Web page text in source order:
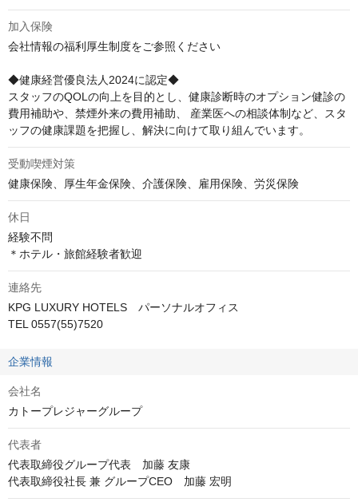
加入保険
会社情報の福利厚生制度をご参照ください
◆健康経営優良法人2024に認定◆
スタッフのQOLの向上を目的とし、健康診断時のオプション健診の
費用補助や、禁煙外来の費用補助、 産業医への相談体制など、スタ
ッフの健康課題を把握し、解決に向けて取り組んでいます。
受動喫煙対策
健康保険、厚生年金保険、介護保険、雇用保険、労災保険
休日
経験不問
＊ホテル・旅館経験者歓迎
連絡先
KPG LUXURY HOTELS　パーソナルオフィス
TEL 0557(55)7520
企業情報
会社名
カトープレジャーグループ
代表者
代表取締役グループ代表　加藤 友康
代表取締役社長 兼 グループCEO　加藤 宏明